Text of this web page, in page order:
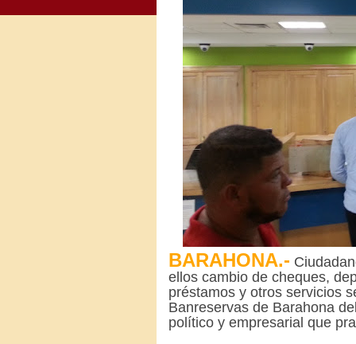
BARAHONA.-
ellos cambio de cheques,
préstamos y otros servicios
Banreservas de Barahona
político y empresarial que